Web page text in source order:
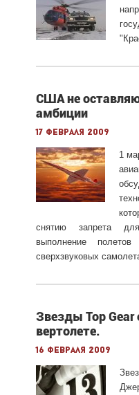
США не
амбиции
17 февраля 2009
1
снятию запрета
выполнение
сверхзвуковых
Звезды Top Gear
вертолете.
16 февраля 2009